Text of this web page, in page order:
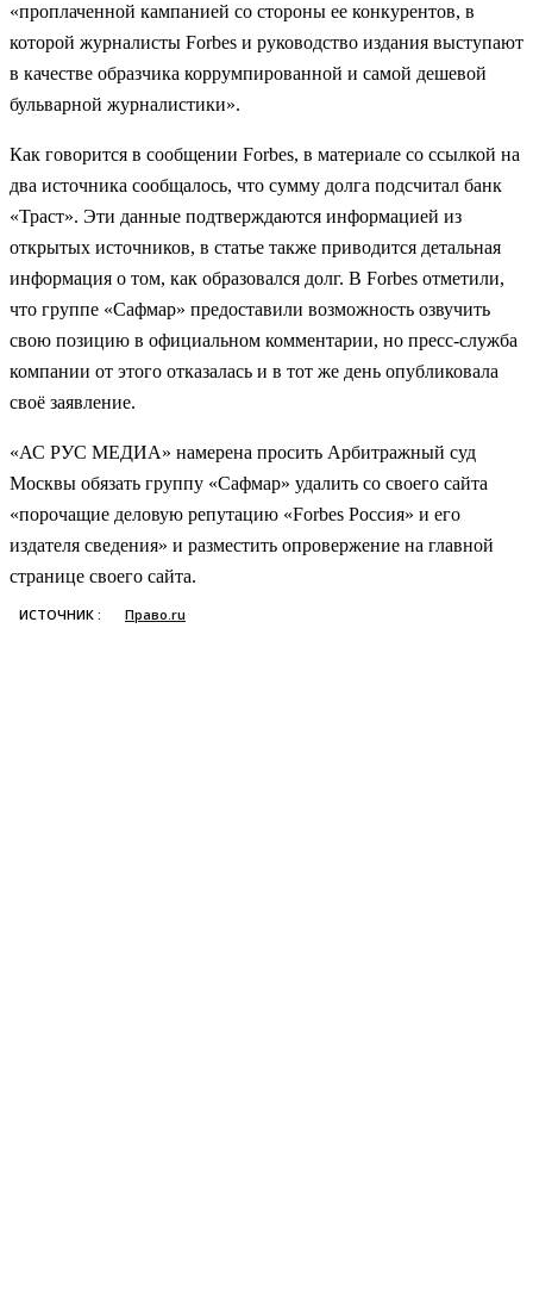
«проплаченной кампанией со стороны ее конкурентов, в
которой журналисты Forbes и руководство издания выступают
в качестве образчика коррумпированной и самой дешевой
бульварной журналистики».
Как говорится в сообщении Forbes, в материале со ссылкой на
два источника сообщалось, что сумму долга подсчитал банк
«Траст». Эти данные подтверждаются информацией из
открытых источников, в статье также приводится детальная
информация о том, как образовался долг. В Forbes отметили,
что группе «Сафмар» предоставили возможность озвучить
свою позицию в официальном комментарии, но пресс-служба
компании от этого отказалась и в тот же день опубликовала
своё заявление.
«АС РУС МЕДИА» намерена просить Арбитражный суд
Москвы обязать группу «Сафмар» удалить со своего сайта
«порочащие деловую репутацию «Forbes Россия» и его
издателя сведения» и разместить опровержение на главной
странице своего сайта.
ИСТОЧНИК : Право.ru